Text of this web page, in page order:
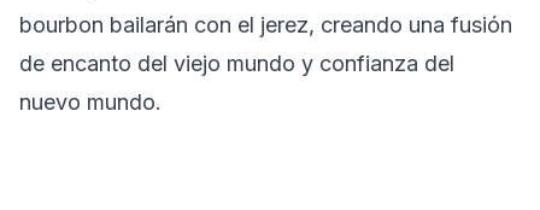
bourbon bailarán con el jerez, creando una fusión
de encanto del viejo mundo y confianza del
nuevo mundo.